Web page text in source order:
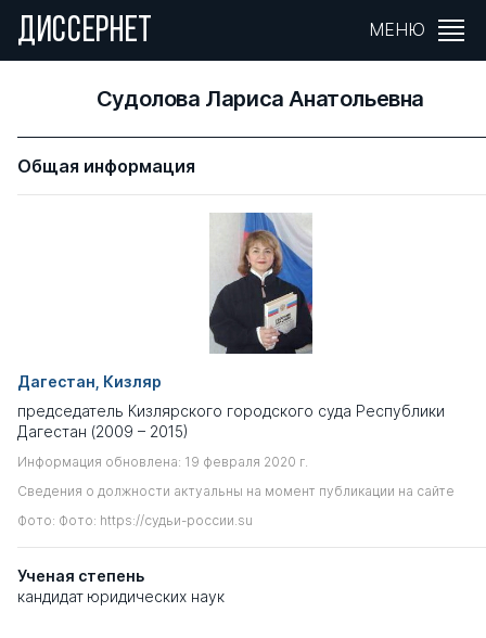
ДИССЕРНЕТ МЕНЮ
Судолова Лариса Анатольевна
Общая информация
Дагестан, Кизляр
председатель Кизлярского городского суда Республики
Дагестан (2009 – 2015)
Информация обновлена: 19 февраля 2020 г.
Сведения о должности актуальны на момент публикации на сайте
Фото: Фото: https://судьи-россии.su
Ученая степень
кандидат юридических наук